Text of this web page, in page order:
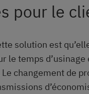
pour le
solution est
le temps
changement de